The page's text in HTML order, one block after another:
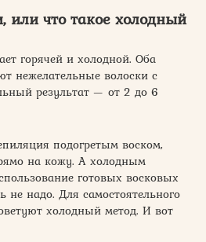
или что такое холодный
горячей и холодной. Оба
нежелательные волоски с
результат — от 2 до 6
подогретым воском,
на кожу. А холодным
готовых восковых
не надо. Для самостоятельного
холодный метод. И вот